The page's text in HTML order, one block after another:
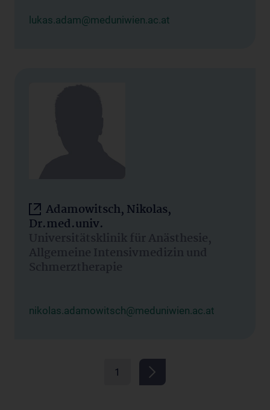
lukas.adam@meduniwien.ac.at
Adamowitsch, Nikolas,
Dr.med.univ.
Universitätsklinik für Anästhesie,
Allgemeine Intensivmedizin und
Schmerztherapie
nikolas.adamowitsch@meduniwien.ac.at
1